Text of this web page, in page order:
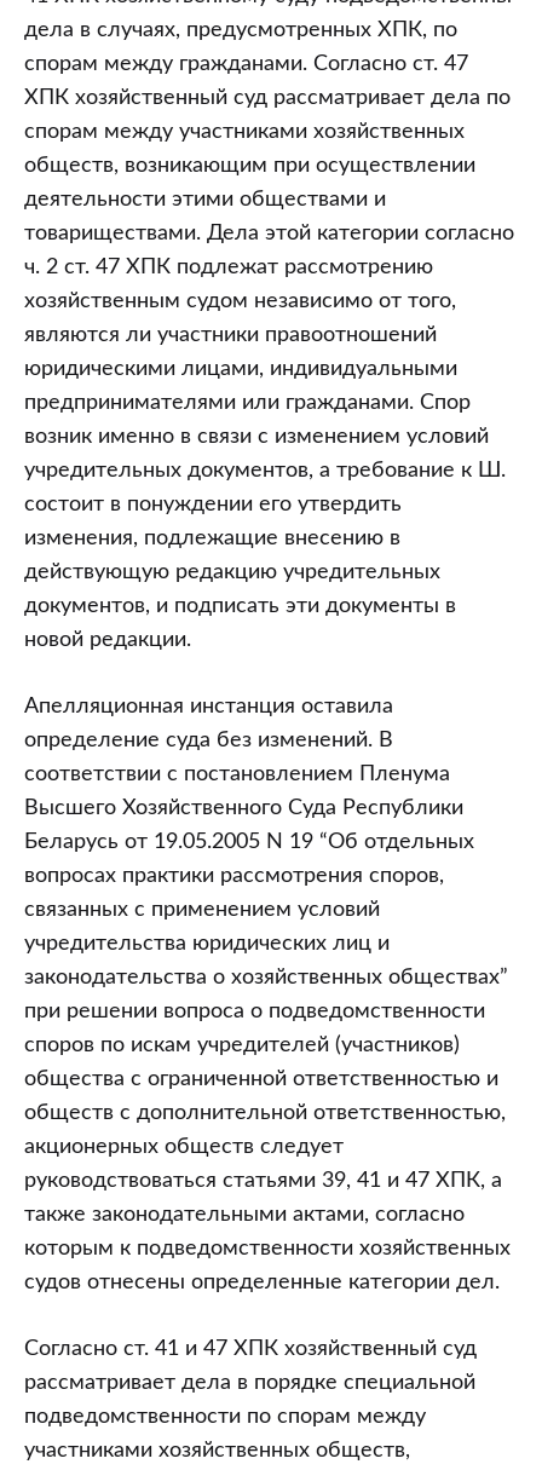
дела в случаях, предусмотренных ХПК, по
спорам между гражданами. Согласно ст. 47
ХПК хозяйственный суд рассматривает дела по
спорам между участниками хозяйственных
обществ, возникающим при осуществлении
деятельности этими обществами и
товариществами. Дела этой категории согласно
ч. 2 ст. 47 ХПК подлежат рассмотрению
хозяйственным судом независимо от того,
являются ли участники правоотношений
юридическими лицами, индивидуальными
предпринимателями или гражданами. Спор
возник именно в связи с изменением условий
учредительных документов, а требование к Ш.
состоит в понуждении его утвердить
изменения, подлежащие внесению в
действующую редакцию учредительных
документов, и подписать эти документы в
новой редакции.
Апелляционная инстанция оставила
определение суда без изменений. В
соответствии с постановлением Пленума
Высшего Хозяйственного Суда Республики
Беларусь от 19.05.2005 N 19 “Об отдельных
вопросах практики рассмотрения споров,
связанных с применением условий
учредительства юридических лиц и
законодательства о хозяйственных обществах”
при решении вопроса о подведомственности
споров по искам учредителей (участников)
общества с ограниченной ответственностью и
обществ с дополнительной ответственностью,
акционерных обществ следует
руководствоваться статьями 39, 41 и 47 ХПК, а
также законодательными актами, согласно
которым к подведомственности хозяйственных
судов отнесены определенные категории дел.
Согласно ст. 41 и 47 ХПК хозяйственный суд
рассматривает дела в порядке специальной
подведомственности по спорам между
участниками хозяйственных обществ,